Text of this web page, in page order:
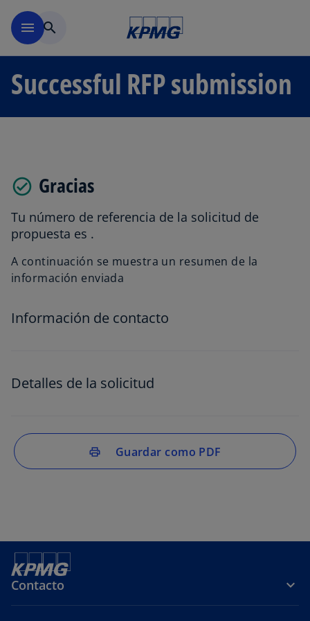
menu search
Successful RFP submission
Gracias
Tu número de referencia de la solicitud de
propuesta es .
A continuación se muestra un resumen de la
información enviada
Información de contacto
Detalles de la solicitud
print Guardar como PDF
Contacto